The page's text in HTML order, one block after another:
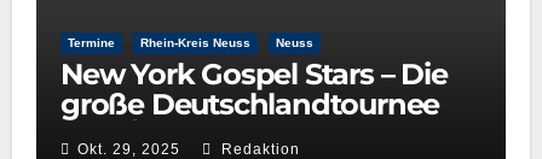
Termine Rhein-Kreis Neuss Neuss
New York Gospel Stars – Die
große Deutschlandtournee
2025/26
Okt. 29, 2025 Redaktion